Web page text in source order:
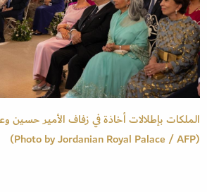
الملكات بإطلالات أخاذة في زفاف الأمير حسين
(Photo by Jordanian Royal Palace / AFP)